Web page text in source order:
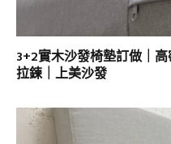
3+2實木沙發椅墊訂做｜
拉鍊｜上美沙發